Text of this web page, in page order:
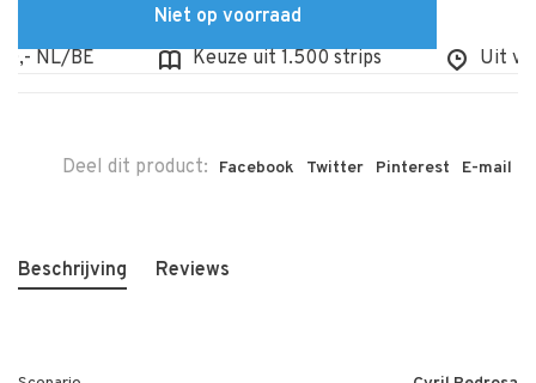
Niet op voorraad
NL/BE
Keuze uit 1.500 strips Uit
Deel dit product: Facebook Twitter Pinterest E-mail
Beschrijving Reviews